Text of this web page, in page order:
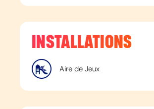
INSTALLATIONS
Aire de Jeux